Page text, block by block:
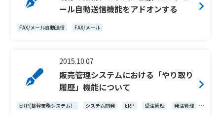
ール自動送信機能をアドオンする
FAX/メール自動送信 FAX/メール
2015.10.07
販売管理システムにおける「やり取り
履歴」機能について
ERP(基幹業務システム） システム開発 ERP 受注管理
発注管理